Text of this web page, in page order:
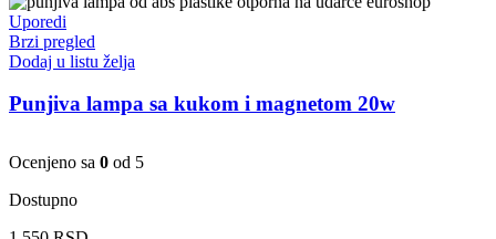
Uporedi
Brzi pregled
Dodaj u listu želja
Punjiva lampa sa kukom i magnetom 20w
Ocenjeno sa 0 od 5
Dostupno